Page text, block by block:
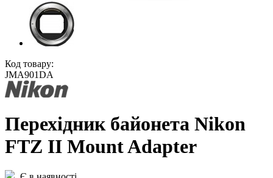
Код товару:
JMA901DA
Перехідник байонета Nikon
FTZ II Mount Adapter